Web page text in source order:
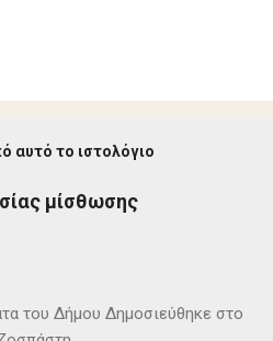
αυτό το ιστολόγιο
μίσθωσης
του Δήμου Δημοσιεύθηκε στο